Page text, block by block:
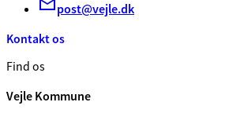
post@vejle.dk
Kontakt os
Find os
Vejle Kommune